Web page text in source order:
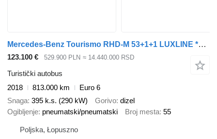
Mercedes-Benz Tourismo RHD-M 53+1+1 LUXLINE *EURO 6*
123.100 € 529.900 PLN ≈ 14.440.000 RSD
Turistički autobus
2018
813.000 km
Euro 6
Snaga 395 k.s. (290 kW) Gorivo dizel
Ogibljenje pneumatski/pneumatski Broj mesta 55
Poljska, Łopuszno